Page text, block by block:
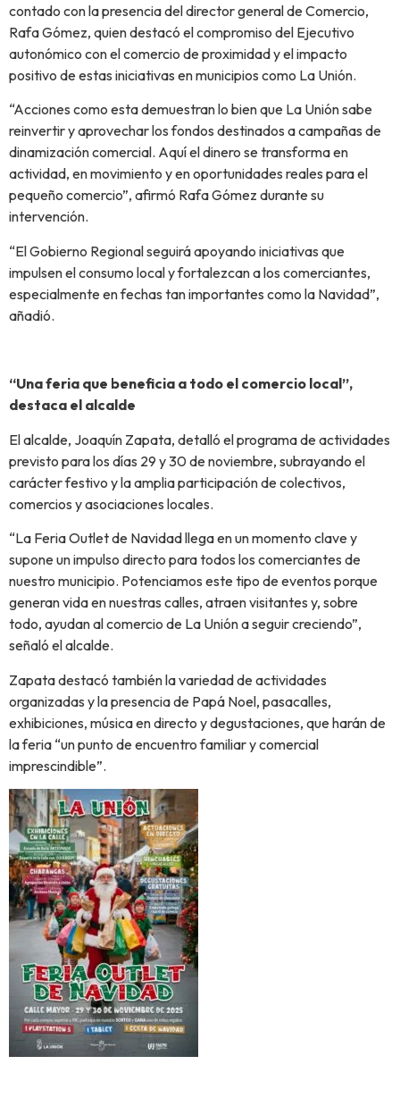
contado con la presencia del director general de Comercio,
Rafa Gómez, quien destacó el compromiso del Ejecutivo
autonómico con el comercio de proximidad y el impacto
positivo de estas iniciativas en municipios como La Unión.
“Acciones como esta demuestran lo bien que La Unión sabe
reinvertir y aprovechar los fondos destinados a campañas de
dinamización comercial. Aquí el dinero se transforma en
actividad, en movimiento y en oportunidades reales para el
pequeño comercio”, afirmó Rafa Gómez durante su
intervención.
“El Gobierno Regional seguirá apoyando iniciativas que
impulsen el consumo local y fortalezcan a los comerciantes,
especialmente en fechas tan importantes como la Navidad”,
añadió.
“Una feria que beneficia a todo el comercio local”,
destaca el alcalde
El alcalde, Joaquín Zapata, detalló el programa de actividades
previsto para los días 29 y 30 de noviembre, subrayando el
carácter festivo y la amplia participación de colectivos,
comercios y asociaciones locales.
“La Feria Outlet de Navidad llega en un momento clave y
supone un impulso directo para todos los comerciantes de
nuestro municipio. Potenciamos este tipo de eventos porque
generan vida en nuestras calles, atraen visitantes y, sobre
todo, ayudan al comercio de La Unión a seguir creciendo”,
señaló el alcalde.
Zapata destacó también la variedad de actividades
organizadas y la presencia de Papá Noel, pasacalles,
exhibiciones, música en directo y degustaciones, que harán de
la feria “un punto de encuentro familiar y comercial
imprescindible”.